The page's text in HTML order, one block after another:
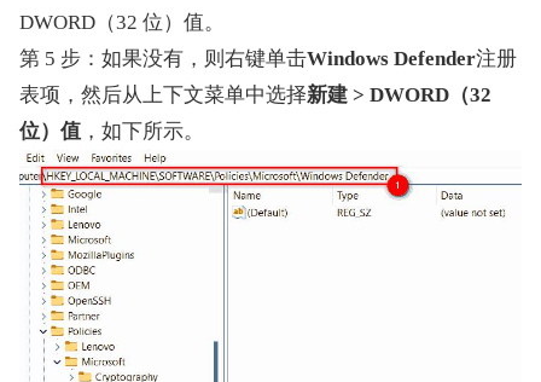
DWORD（32 位）值。
第 5 步：如果没有，则右键单击Windows Defender注册
表项，然后从上下文菜单中选择新建 > DWORD（32
位）值 ，如下所示。